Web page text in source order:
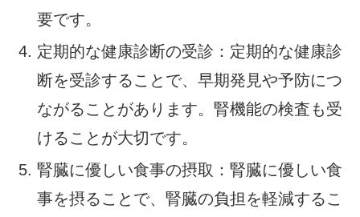
要です。
定期的な健康診断の受診：定期的な健康診
断を受診することで、早期発見や予防につ
ながることがあります。腎機能の検査も受
けることが大切です。
腎臓に優しい食事の摂取：腎臓に優しい食
事を摂ることで、腎臓の負担を軽減するこ